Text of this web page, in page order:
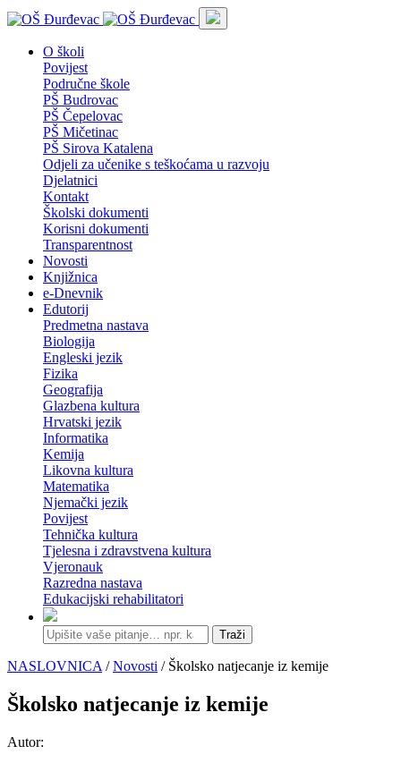
O školi
Povijest
Područne škole
PŠ Budrovac
PŠ Čepelovac
PŠ Mičetinac
PŠ Sirova Katalena
Odjeli za učenike s teškoćama u razvoju
Djelatnici
Kontakt
Školski dokumenti
Korisni dokumenti
Transparentnost
Novosti
Knjižnica
e-Dnevnik
Edutorij
Predmetna nastava
Biologija
Engleski jezik
Fizika
Geografija
Glazbena kultura
Hrvatski jezik
Informatika
Kemija
Likovna kultura
Matematika
Njemački jezik
Povijest
Tehnička kultura
Tjelesna i zdravstvena kultura
Vjeronauk
Razredna nastava
Edukacijski rehabilitatori
Traži
NASLOVNICA /Novosti / Školsko natjecanje iz kemije
Školsko natjecanje iz kemije
Autor: